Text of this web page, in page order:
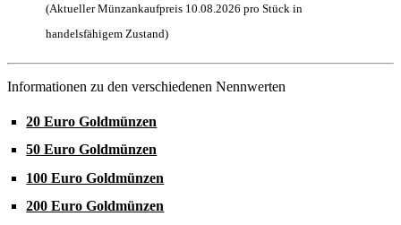
(Aktueller Münzankaufpreis 10.08.2026 pro Stück in
handelsfähigem Zustand)
Informationen zu den verschiedenen Nennwerten
20 Euro Goldmünzen
50 Euro Goldmünzen
100 Euro Goldmünzen
200 Euro Goldmünzen